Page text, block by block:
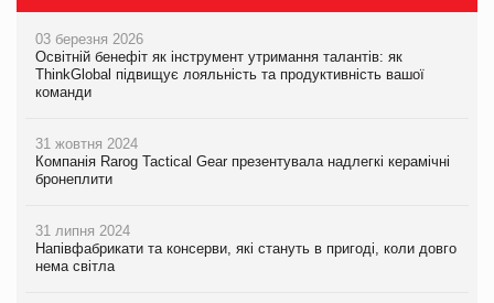
03 березня 2026
Освітній бенефіт як інструмент утримання талантів: як
ThinkGlobal підвищує лояльність та продуктивність вашої
команди
31 жовтня 2024
Компанія Rarog Tactical Gear презентувала надлегкі керамічні
бронеплити
31 липня 2024
Напівфабрикати та консерви, які стануть в пригоді, коли довго
нема світла